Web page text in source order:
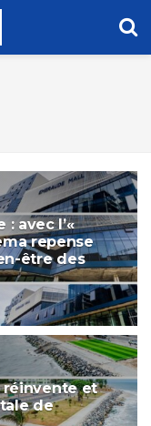
avec l’«
repense
être des
réinvente et
de